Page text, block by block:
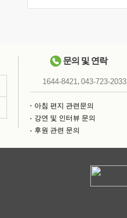
문의 및 연락
1644-8421, 043-723-2033
아침 편지 관련문의
강연 및 인터뷰 문의
후원 관련 문의